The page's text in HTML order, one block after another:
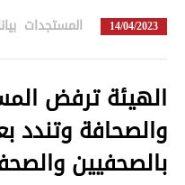
14/04/2023 المستجدات
الهيئة ترفض
والصحافة وتندد
بالصحفيين